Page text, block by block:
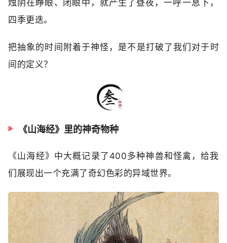
烛阴‬在‬睁眼‬、闭眼‬中‬，就‬产生了‬昼夜‬，一‬呼‬一‬息‬下‬，
四季‬更迭‬。
把抽象的时间附着于神怪，是不是打破了我们对于时
间的定义？
《山海经》里的神奇物种
《山海经》中大概记录了400多种神兽和怪禽，给我
们展现出一个充满了奇幻色彩的异域世界。